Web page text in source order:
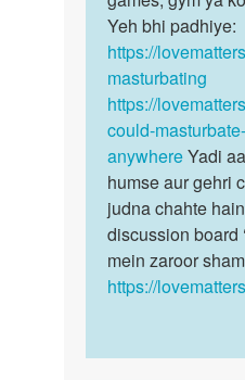
Yeh bhi padhiye:
https://
masturbating
https://
could-
anywhereYadi
humse aur gehri
judna chahte
discussion board
mein zaroor
https://